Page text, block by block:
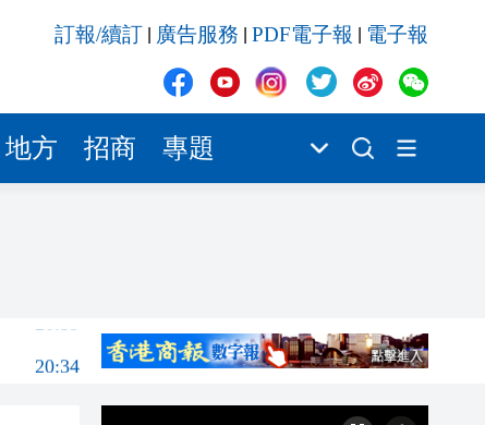
訂報/續訂 廣告服務 PDF電子報 電子報
地方 招商 專題
20:31
20:42